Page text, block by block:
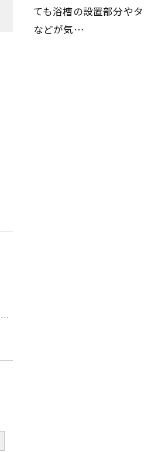
ても浴槽の設置部分や
などが気…
お風呂のリフォーム|（株）奈子原建設